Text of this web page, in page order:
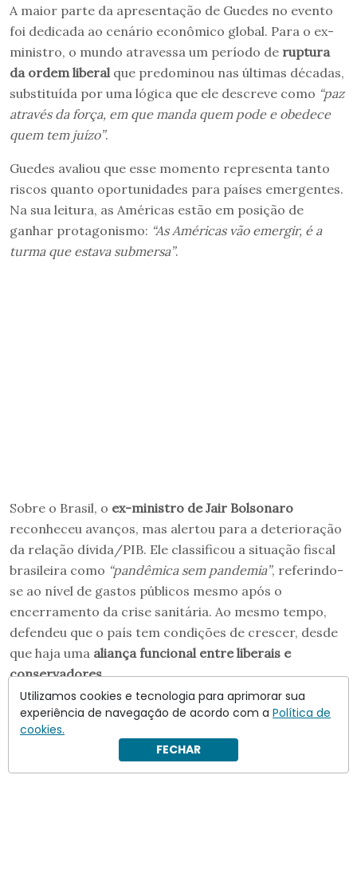
A maior parte da apresentação de Guedes no evento
foi dedicada ao cenário econômico global. Para o ex-
ministro, o mundo atravessa um período de ruptura
da ordem liberal que predominou nas últimas décadas,
substituída por uma lógica que ele descreve como “paz
através da força, em que manda quem pode e obedece
quem tem juízo”.
Guedes avaliou que esse momento representa tanto
riscos quanto oportunidades para países emergentes.
Na sua leitura, as Américas estão em posição de
ganhar protagonismo: “As Américas vão emergir, é a
turma que estava submersa”.
Sobre o Brasil, o ex-ministro de Jair Bolsonaro
reconheceu avanços, mas alertou para a deterioração
da relação dívida/PIB. Ele classificou a situação fiscal
brasileira como “pandêmica sem pandemia”, referindo-
se ao nível de gastos públicos mesmo após o
encerramento da crise sanitária. Ao mesmo tempo,
defendeu que o país tem condições de crescer, desde
que haja uma aliança funcional entre liberais e
conservadores.
Utilizamos cookies e tecnologia para aprimorar sua
experiência de navegação de acordo com a Política de
cookies.
FECHAR